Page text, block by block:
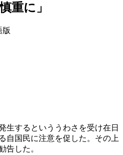
重に」
生するといううわさを受け在日
自国民に注意を促した。その上
告した。